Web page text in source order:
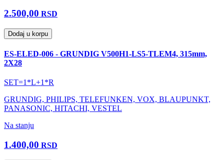
2.500,00 RSD
Dodaj u korpu
ES-ELED-006 - GRUNDIG V500H1-LS5-TLEM4, 315mm,
2X28
SET=1*L+1*R
GRUNDIG, PHILIPS, TELEFUNKEN, VOX, BLAUPUNKT,
PANASONIC, HITACHI, VESTEL
Na stanju
1.400,00 RSD